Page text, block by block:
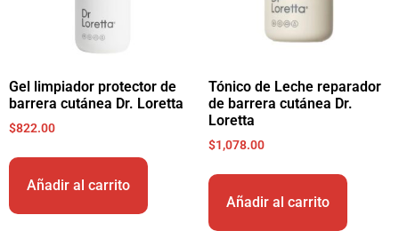
Gel limpiador protector de
barrera cutánea Dr. Loretta
$822.00
Añadir al carrito
Tónico de Leche reparador
de barrera cutánea Dr.
Loretta
$1,078.00
Añadir al carrito